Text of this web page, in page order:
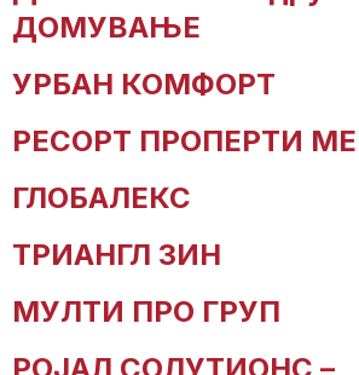
ДОМУВАЊЕ
УРБАН КОМФОРТ
РЕСОРТ ПРОПЕРТИ
ГЛОБАЛЕКС
ТРИАНГЛ ЗИН
МУЛТИ ПРО ГРУП